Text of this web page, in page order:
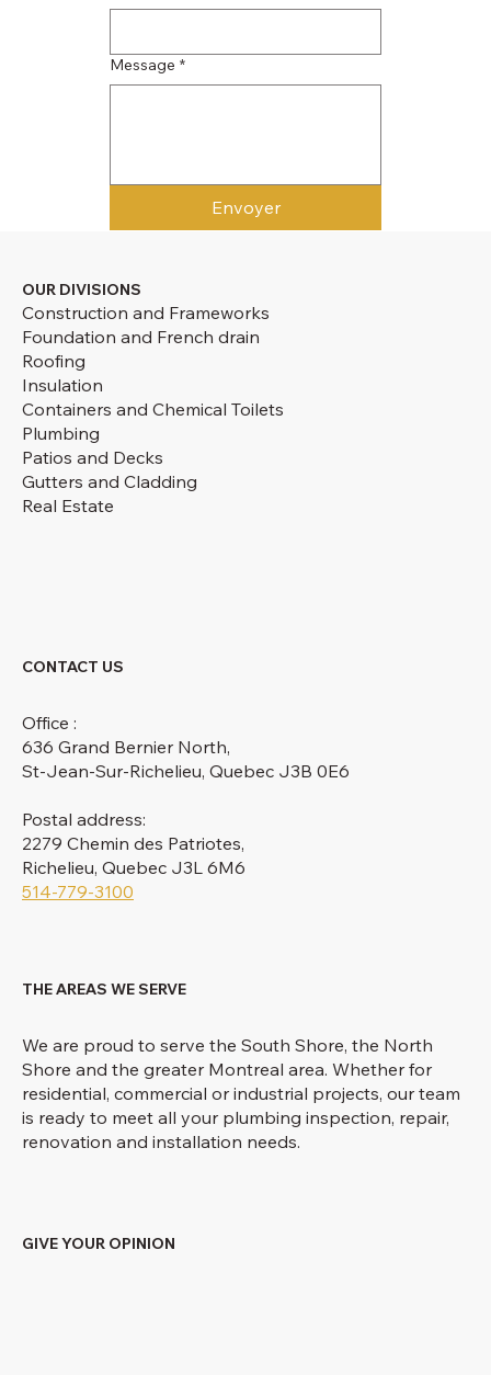
Message *
Envoyer
OUR DIVISIONS
Construction and Frameworks
Foundation and French drain
Roofing
Insulation
Containers and Chemical Toilets
Plumbing
Patios and Decks
Gutters and Cladding
Real Estate
CONTACT US
Office :
636 Grand Bernier North,
St-Jean-Sur-Richelieu, Quebec J3B 0E6
Postal address:
2279 Chemin des Patriotes,
Richelieu, Quebec J3L 6M6
514-779-3100
THE AREAS WE SERVE
We are proud to serve the South Shore, the North
Shore and the greater Montreal area. Whether for
residential, commercial or industrial projects, our team
is ready to meet all your plumbing inspection, repair,
renovation and installation needs.
GIVE YOUR OPINION